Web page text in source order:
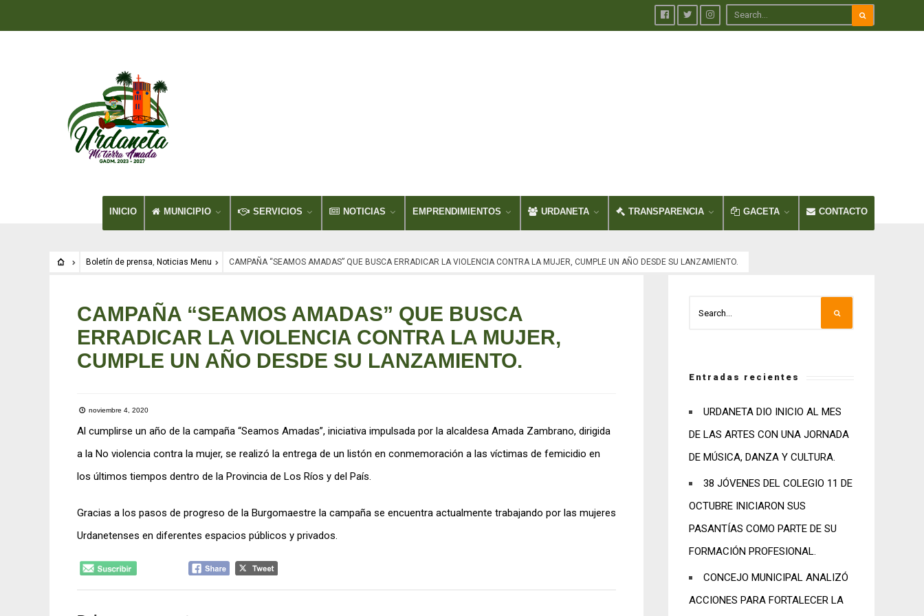
INICIO MUNICIPIO SERVICIOS NOTICIAS EMPRENDIMIENTOS URDANETA TRANSPARENCIA GACETA CONTACTO
Boletín de prensa, Noticias Menu CAMPAÑA “SEAMOS AMADAS” QUE BUSCA ERRADICAR LA VIOLENCIA CONTRA LA MUJER, CUMPLE UN AÑO DESDE SU LANZAMIENTO.
Boletín de prensa•Noticias Menu
CAMPAÑA “SEAMOS AMADAS” QUE BUSCA
ERRADICAR LA VIOLENCIA CONTRA LA MUJER,
CUMPLE UN AÑO DESDE SU LANZAMIENTO.
noviembre 4, 2020
Al cumplirse un año de la campaña “Seamos Amadas”, iniciativa impulsada por la alcaldesa Amada Zambrano, dirigida
a la No violencia contra la mujer, se realizó la entrega de un listón en conmemoración a las víctimas de femicidio en
los últimos tiempos dentro de la Provincia de Los Ríos y del País.
Gracias a los pasos de progreso de la Burgomaestre la campaña se encuentra actualmente trabajando por las mujeres
Urdanetenses en diferentes espacios públicos y privados.
Entradas recientes
URDANETA DIO INICIO AL MES
DE LAS ARTES CON UNA JORNADA
DE MÚSICA, DANZA Y CULTURA.
38 JÓVENES DEL COLEGIO 11 DE
OCTUBRE INICIARON SUS
PASANTÍAS COMO PARTE DE SU
FORMACIÓN PROFESIONAL.
CONCEJO MUNICIPAL ANALIZÓ
ACCIONES PARA FORTALECER LA